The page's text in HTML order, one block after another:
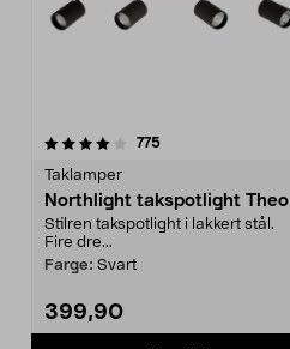
775anmeldelser
Taklamper
Northlight takspotlight Theo
Stilren takspotlight i lakkert stål.
Fire dre...
Farge: Svart
399,90
4.5 av 5 stjerner